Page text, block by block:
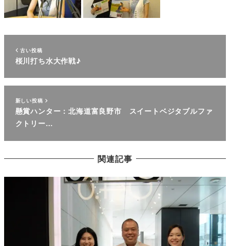
古い投稿
桜川打ち水大作戦♪
新しい投稿
懸賞ハンター：北海道富良野市 スイートベジタブルファ
クトリー…
関連記事